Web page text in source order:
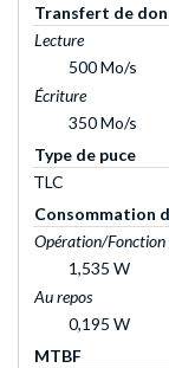
Transfert de
Lecture
500 Mo/s
Écriture
350 Mo/s
Type de puce
TLC
Consommation
Opération/Fonction
1,535 W
Au repos
0,195 W
MTBF